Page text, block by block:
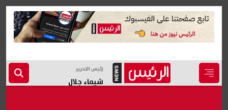
رئيس التحرير
شيماء جلال